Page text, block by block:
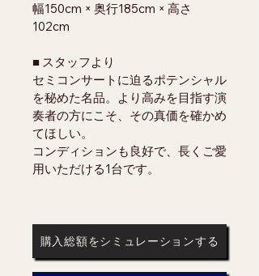
幅150cm × 奥行185cm × 高さ
102cm
■ スタッフより
セミコンサートに迫るポテンシャル
を秘めた名品。より高みを目指す演
奏者の方にこそ、その真価を確かめ
てほしい。
コンディションも良好で、長くご愛
用いただける1台です。
購入総額をシミュレーションする